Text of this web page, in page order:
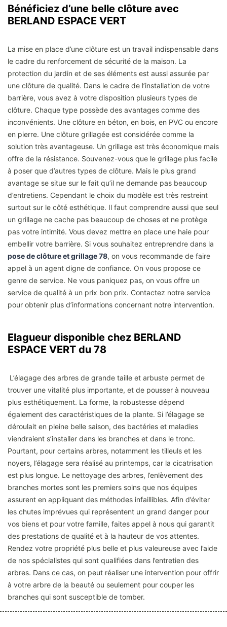
Bénéficiez d’une belle clôture avec
BERLAND ESPACE VERT
La mise en place d’une clôture est un travail indispensable dans
le cadre du renforcement de sécurité de la maison. La
protection du jardin et de ses éléments est aussi assurée par
une clôture de qualité. Dans le cadre de l’installation de votre
barrière, vous avez à votre disposition plusieurs types de
clôture. Chaque type possède des avantages comme des
inconvénients. Une clôture en béton, en bois, en PVC ou encore
en pierre. Une clôture grillagée est considérée comme la
solution très avantageuse. Un grillage est très économique mais
offre de la résistance. Souvenez-vous que le grillage plus facile
à poser que d’autres types de clôture. Mais le plus grand
avantage se situe sur le fait qu’il ne demande pas beaucoup
d’entretiens. Cependant le choix du modèle est très restreint
surtout sur le côté esthétique. Il faut comprendre aussi que seul
un grillage ne cache pas beaucoup de choses et ne protège
pas votre intimité. Vous devez mettre en place une haie pour
embellir votre barrière. Si vous souhaitez entreprendre dans la
pose de clôture et grillage 78, on vous recommande de faire
appel à un agent digne de confiance. On vous propose ce
genre de service. Ne vous paniquez pas, on vous offre un
service de qualité à un prix bon prix. Contactez notre service
pour obtenir plus d’informations concernant notre intervention.
Elagueur disponible chez BERLAND
ESPACE VERT du 78
L’élagage des arbres de grande taille et arbuste permet de
trouver une vitalité plus importante, et de pousser à nouveau
plus esthétiquement. La forme, la robustesse dépend
également des caractéristiques de la plante. Si l’élagage se
déroulait en pleine belle saison, des bactéries et maladies
viendraient s’installer dans les branches et dans le tronc.
Pourtant, pour certains arbres, notamment les tilleuls et les
noyers, l’élagage sera réalisé au printemps, car la cicatrisation
est plus longue. Le nettoyage des arbres, l’enlèvement des
branches mortes sont les premiers soins que nos équipes
assurent en appliquant des méthodes infaillibles. Afin d’éviter
les chutes imprévues qui représentent un grand danger pour
vos biens et pour votre famille, faites appel à nous qui garantit
des prestations de qualité et à la hauteur de vos attentes.
Rendez votre propriété plus belle et plus valeureuse avec l’aide
de nos spécialistes qui sont qualifiées dans l’entretien des
arbres. Dans ce cas, on peut réaliser une intervention pour offrir
à votre arbre de la beauté ou seulement pour couper les
branches qui sont susceptible de tomber.